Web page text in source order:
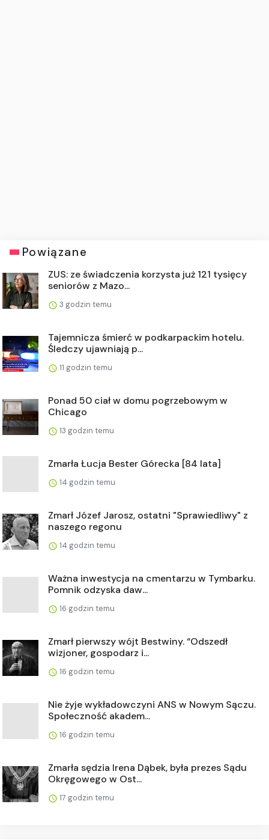
Powiązane
ZUS: ze świadczenia korzysta już 121 tysięcy
seniorów z Mazo...
3 godzin temu
Tajemnicza śmierć w podkarpackim hotelu.
Śledczy ujawniają p...
11 godzin temu
Ponad 50 ciał w domu pogrzebowym w
Chicago
13 godzin temu
Zmarła Łucja Bester Górecka [84 lata]
14 godzin temu
Zmarł Józef Jarosz, ostatni "Sprawiedliwy" z
naszego regonu
14 godzin temu
Ważna inwestycja na cmentarzu w Tymbarku.
Pomnik odzyska daw...
16 godzin temu
Zmarł pierwszy wójt Bestwiny. “Odszedł
wizjoner, gospodarz i...
16 godzin temu
Nie żyje wykładowczyni ANS w Nowym Sączu.
Społeczność akadem...
16 godzin temu
Zmarła sędzia Irena Dąbek, była prezes Sądu
Okręgowego w Ost...
17 godzin temu